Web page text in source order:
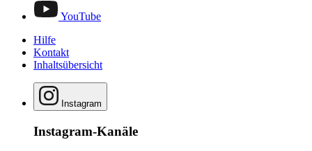
YouTube
Hilfe
Kontakt
Inhaltsübersicht
Instagram
Instagram-Kanäle